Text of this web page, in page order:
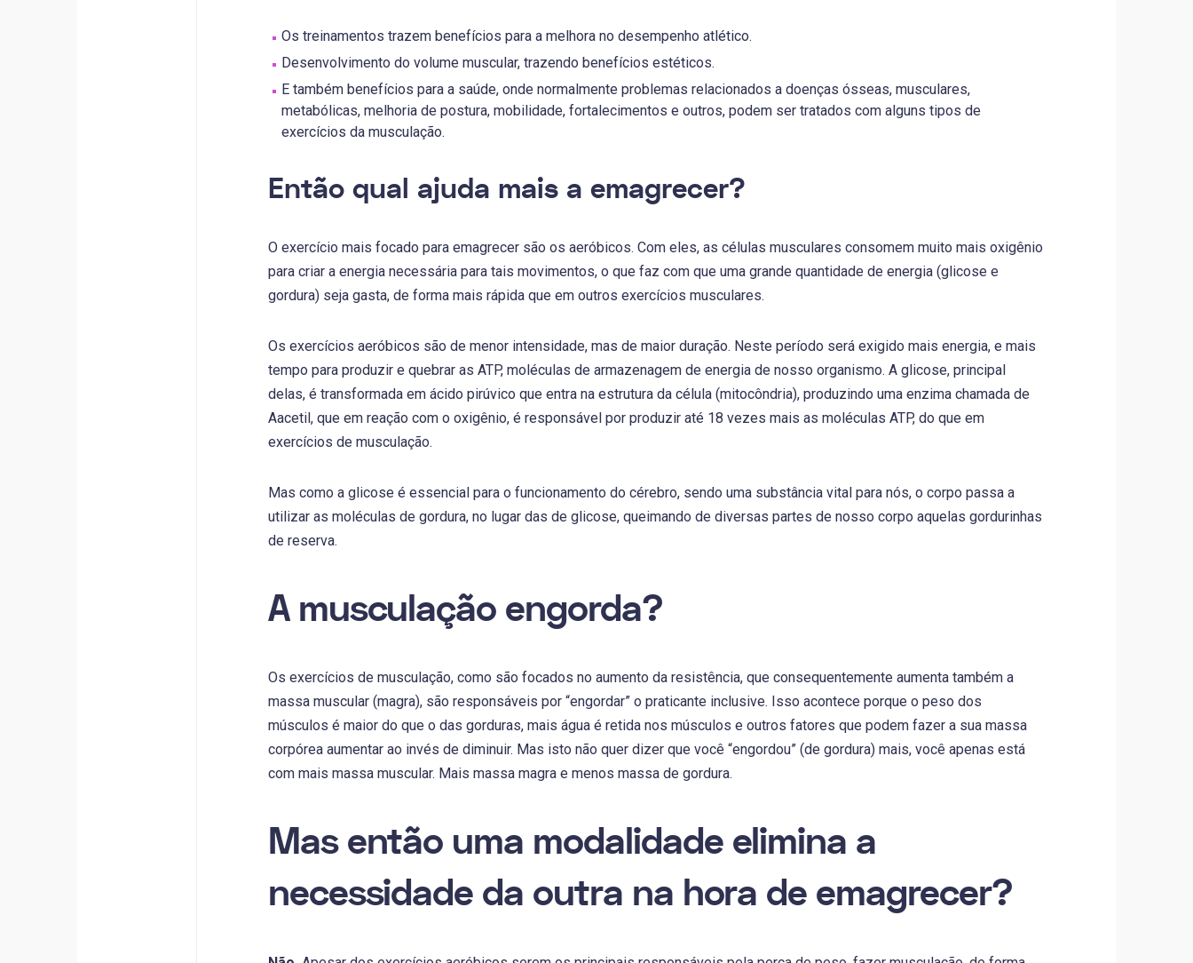
Os treinamentos trazem benefícios para a melhora no desempenho atlético.
Desenvolvimento do volume muscular, trazendo benefícios estéticos.
E também benefícios para a saúde, onde normalmente problemas relacionados a doenças ósseas, musculares,
metabólicas, melhoria de postura, mobilidade, fortalecimentos e outros, podem ser tratados com alguns tipos de
exercícios da musculação.
Então qual ajuda mais a emagrecer?
O exercício mais focado para emagrecer são os aeróbicos. Com eles, as células musculares consomem muito mais oxigênio
para criar a energia necessária para tais movimentos, o que faz com que uma grande quantidade de energia (glicose e
gordura) seja gasta, de forma mais rápida que em outros exercícios musculares.
Os exercícios aeróbicos são de menor intensidade, mas de maior duração. Neste período será exigido mais energia, e mais
tempo para produzir e quebrar as ATP, moléculas de armazenagem de energia de nosso organismo. A glicose, principal
delas, é transformada em ácido pirúvico que entra na estrutura da célula (mitocôndria), produzindo uma enzima chamada de
Aacetil, que em reação com o oxigênio, é responsável por produzir até 18 vezes mais as moléculas ATP, do que em
exercícios de musculação.
Mas como a glicose é essencial para o funcionamento do cérebro, sendo uma substância vital para nós, o corpo passa a
utilizar as moléculas de gordura, no lugar das de glicose, queimando de diversas partes de nosso corpo aquelas gordurinhas
de reserva.
A musculação engorda?
Os exercícios de musculação, como são focados no aumento da resistência, que consequentemente aumenta também a
massa muscular (magra), são responsáveis por “engordar” o praticante inclusive. Isso acontece porque o peso dos
músculos é maior do que o das gorduras, mais água é retida nos músculos e outros fatores que podem fazer a sua massa
corpórea aumentar ao invés de diminuir. Mas isto não quer dizer que você “engordou” (de gordura) mais, você apenas está
com mais massa muscular. Mais massa magra e menos massa de gordura.
Mas então uma modalidade elimina a
necessidade da outra na hora de emagrecer?